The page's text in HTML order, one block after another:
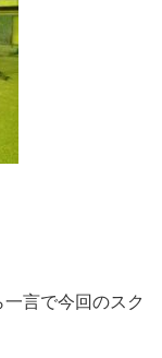
言で今回のスク